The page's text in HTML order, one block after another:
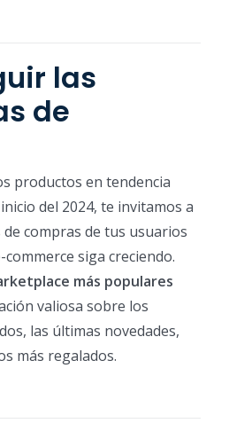
las
de
productos en tendencia
del 2024, te invitamos a
compras de tus usuarios
siga creciendo.
más populares
valiosa sobre los
las últimas novedades,
más regalados.